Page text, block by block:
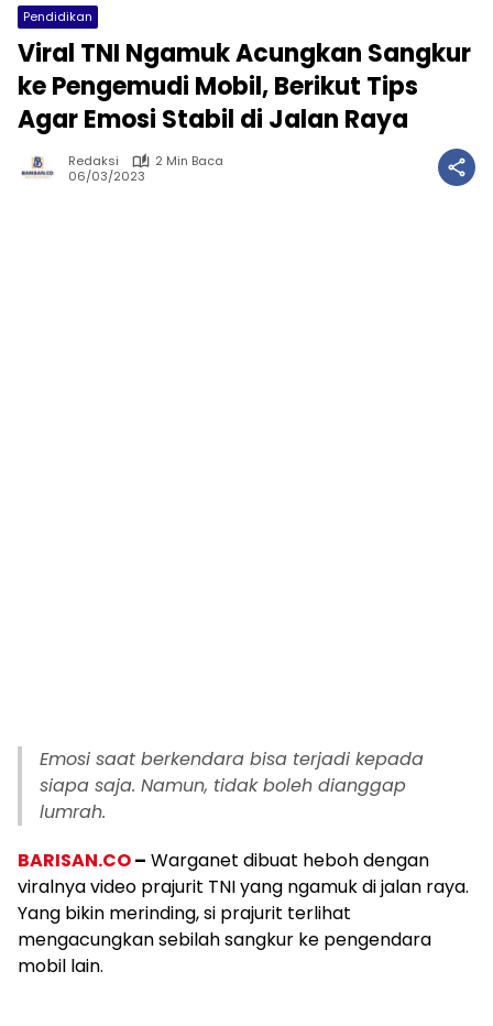
Pendidikan
Viral TNI Ngamuk Acungkan Sangkur
ke Pengemudi Mobil, Berikut Tips
Agar Emosi Stabil di Jalan Raya
Redaksi
2 Min Baca
06/03/2023
Emosi saat berkendara bisa terjadi kepada
siapa saja. Namun, tidak boleh dianggap
lumrah.
BARISAN.CO– Warganet dibuat heboh dengan
viralnya video prajurit TNI yang ngamuk di jalan raya.
Yang bikin merinding, si prajurit terlihat
mengacungkan sebilah sangkur ke pengendara
mobil lain.